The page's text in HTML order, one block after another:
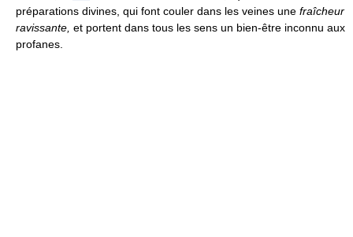
préparations divines, qui font couler dans les veines une fraîcheur
ravissante, et portent dans tous les sens un bien-être inconnu aux
profanes.